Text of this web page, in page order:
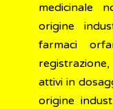
medicinale
origine
farmaci
attivi in
origine